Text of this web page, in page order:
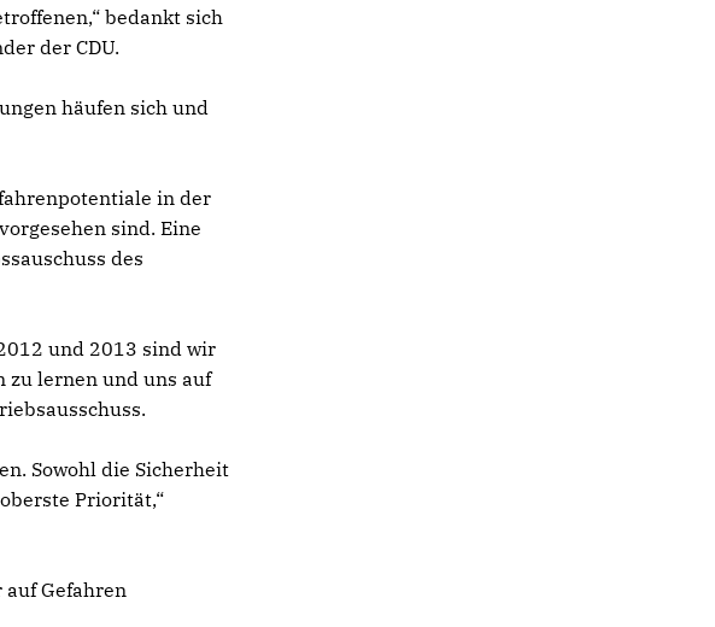
bedankt sich
der CDU.
häufen sich und
in der
sind. Eine
des
und 2013 sind wir
zu lernen und uns auf
Sowohl die Sicherheit
Priorität,“
auf Gefahren